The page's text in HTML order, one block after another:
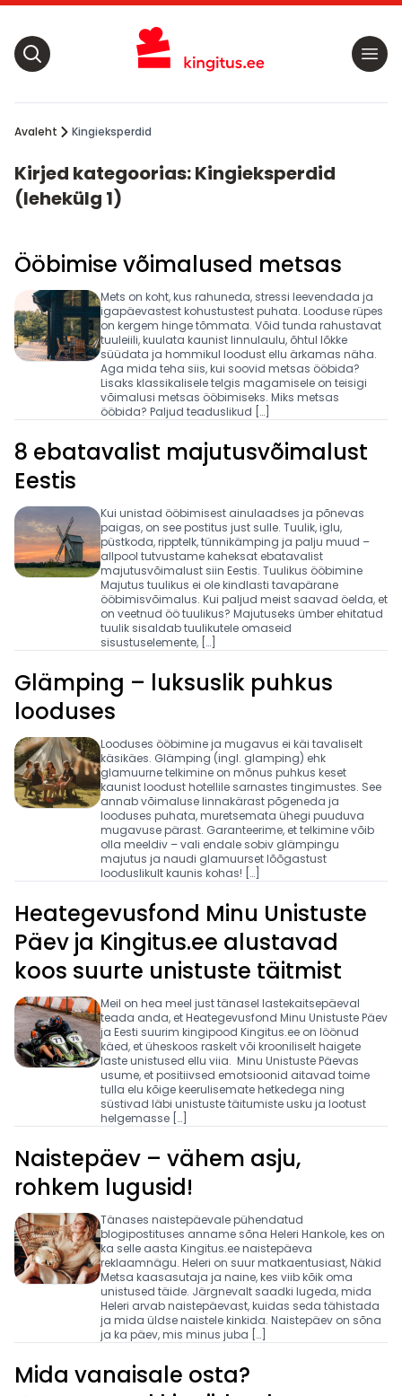
Avaleht Kingieksperdid
Kirjed kategoorias: Kingieksperdid
(lehekülg 1)
Ööbimise võimalused metsas
Mets on koht, kus rahuneda, stressi leevendada ja
igapäevastest kohustustest puhata. Looduse rüpes
on kergem hinge tõmmata. Võid tunda rahustavat
tuuleiili, kuulata kaunist linnulaulu, õhtul lõkke
süüdata ja hommikul loodust ellu ärkamas näha.
Aga mida teha siis, kui soovid metsas ööbida?
Lisaks klassikalisele telgis magamisele on teisigi
võimalusi metsas ööbimiseks. Miks metsas
ööbida? Paljud teaduslikud […]
8 ebatavalist majutusvõimalust
Eestis
Kui unistad ööbimisest ainulaadses ja põnevas
paigas, on see postitus just sulle. Tuulik, iglu,
püstkoda, ripptelk, tünnikämping ja palju muud –
allpool tutvustame kaheksat ebatavalist
majutusvõimalust siin Eestis. Tuulikus ööbimine
Majutus tuulikus ei ole kindlasti tavapärane
ööbimisvõimalus. Kui paljud meist saavad öelda, et
on veetnud öö tuulikus? Majutuseks ümber ehitatud
tuulik sisaldab tuulikutele omaseid
sisustuselemente, […]
Glämping – luksuslik puhkus
looduses
Looduses ööbimine ja mugavus ei käi tavaliselt
käsikäes. Glämping (ingl. glamping) ehk
glamuurne telkimine on mõnus puhkus keset
kaunist loodust hotellile sarnastes tingimustes. See
annab võimaluse linnakärast põgeneda ja
looduses puhata, muretsemata ühegi puuduva
mugavuse pärast. Garanteerime, et telkimine võib
olla meeldiv – vali endale sobiv glämpingu
majutus ja naudi glamuurset lõõgastust
looduslikult kaunis kohas! […]
Heategevusfond Minu Unistuste
Päev ja Kingitus.ee alustavad
koos suurte unistuste täitmist
Meil on hea meel just tänasel lastekaitsepäeval
teada anda, et Heategevusfond Minu Unistuste Päev
ja Eesti suurim kingipood Kingitus.ee on löönud
käed, et üheskoos raskelt või krooniliselt haigete
laste unistused ellu viia. Minu Unistuste Päevas
usume, et positiivsed emotsioonid aitavad toime
tulla elu kõige keerulisemate hetkedega ning
süstivad läbi unistuste täitumiste usku ja lootust
helgemasse […]
Naistepäev – vähem asju,
rohkem lugusid!
Tänases naistepäevale pühendatud
blogipostituses anname sõna Heleri Hankole, kes on
ka selle aasta Kingitus.ee naistepäeva
reklaamnägu. Heleri on suur matkaentusiast, Näkid
Metsa kaasasutaja ja naine, kes viib kõik oma
unistused täide. Järgnevalt saadki lugeda, mida
Heleri arvab naistepäevast, kuidas seda tähistada
ja mida üldse naistele kinkida. Naistepäev on sõna
ja ka päev, mis minus juba […]
Mida vanaisale osta?